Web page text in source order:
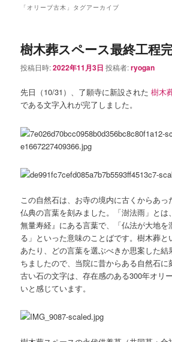
「 オリーブ古木 」タグアーカイブ
樹木葬スペース最終工程
投稿日時:2022年11月3日 投稿者:ryogan
先日（10/31）、了願寺に新設された樹木
である文字入れが完了しました。
この自然石は、お寺の境内に古くからあっ
仏典の言葉を刻みました。「澍法雨」と
無量寿経』にある言葉で、「仏法が大地
る」といった意味のことばです。樹木葬と
あたり、どの言葉を選ぶべきか思案した結
ちましたので、当院に昔からある自然石に
古い石の文字は、存在感のある300年オリ
いと感じています。